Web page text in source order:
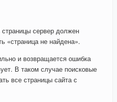
сервер должен
«страница не найдена».
и возвращается ошибка
В таком случае поисковые
все страницы сайта с